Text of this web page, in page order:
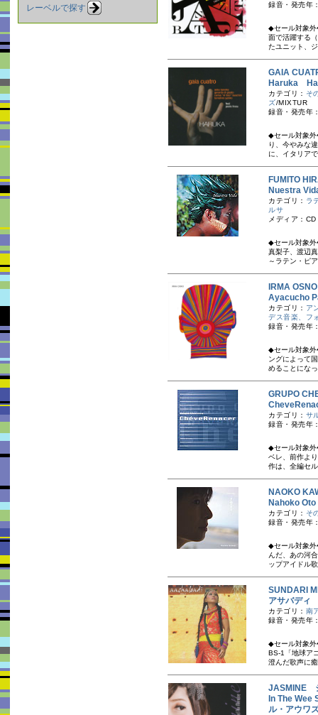
レーベルで探す
録音・発売年
◆セール対象外
面で活躍する
たユニット、
GAIA
Haruka
カテゴリ： そ
ズ/MIXTUR
録音・発売年
◆セール対象外
り、今やみな
に、イタリア
FUMITO
Nuestra
カテゴリ： ラ
ルサ
メディア：CD
◆セール対象外
真梨子、渡辺
～ラテン・ピ
IRMA
Ayacucho
カテゴリ： ア
デス音楽、フ
録音・発売年
◆セール対象
ングによって
めることにな
GRUPO
カテゴリ： サ
録音・発売年
◆セール対象外
ベレ、前作よ
作は、全編セ
NAOKO
Nahoko
カテゴリ： そ
録音・発売年
◆セール対象
んだ、あの河
ップアイドル
SUNDARI
アサバディ
カテゴリ： 南
録音・発売年
◆セール対象外
BS-1「地球ア
澄んだ歌声に
JASMINE
In The
ル・アウワ